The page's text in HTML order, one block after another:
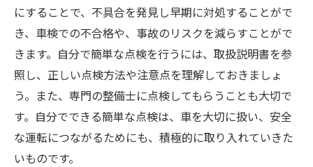
にすることで、不具合を発見し早期に対処することがで
き、車検での不合格や、事故のリスクを減らすことがで
きます。自分で簡単な点検を行うには、取扱説明書を参
照し、正しい点検方法や注意点を理解しておきましょ
う。また、専門の整備士に点検してもらうことも大切で
す。自分でできる簡単な点検は、車を大切に扱い、安全
な運転につながるためにも、積極的に取り入れていきた
いものです。